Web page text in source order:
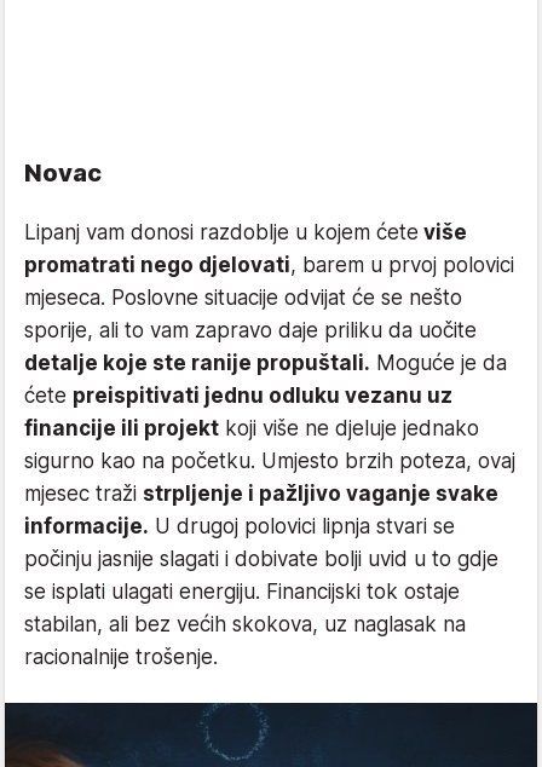
Novac
Lipanj vam donosi razdoblje u kojem ćete više
promatrati nego djelovati, barem u prvoj polovici
mjeseca. Poslovne situacije odvijat će se nešto
sporije, ali to vam zapravo daje priliku da uočite
detalje koje ste ranije propuštali. Moguće je da
ćete preispitivati jednu odluku vezanu uz
financije ili projekt koji više ne djeluje jednako
sigurno kao na početku. Umjesto brzih poteza, ovaj
mjesec traži strpljenje i pažljivo vaganje svake
informacije. U drugoj polovici lipnja stvari se
počinju jasnije slagati i dobivate bolji uvid u to gdje
se isplati ulagati energiju. Financijski tok ostaje
stabilan, ali bez većih skokova, uz naglasak na
racionalnije trošenje.